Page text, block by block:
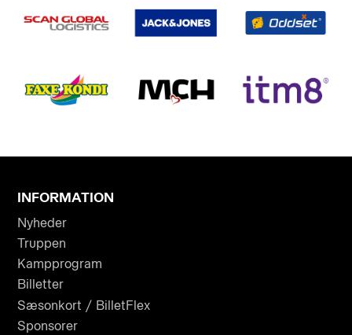
INFORMATION
Nyheder
Truppen
Kampprogram
Billetter
Sæsonkort / BilletFlex
Sponsorer